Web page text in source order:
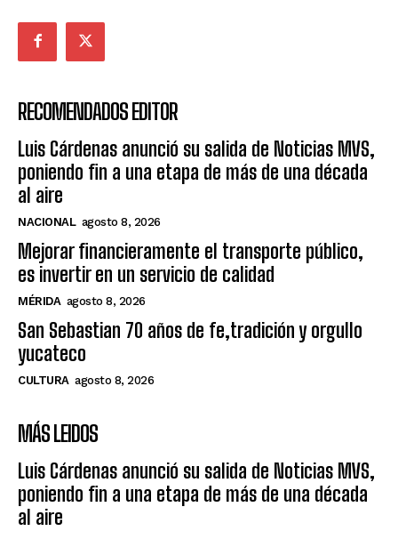
RECOMENDADOS EDITOR
Luis Cárdenas anunció su salida de Noticias MVS,
poniendo fin a una etapa de más de una década
al aire
NACIONAL agosto 8, 2026
Mejorar financieramente el transporte público,
es invertir en un servicio de calidad
MÉRIDA agosto 8, 2026
San Sebastian 70 años de fe,tradición y orgullo
yucateco
CULTURA agosto 8, 2026
MÁS LEIDOS
Luis Cárdenas anunció su salida de Noticias MVS,
poniendo fin a una etapa de más de una década
al aire